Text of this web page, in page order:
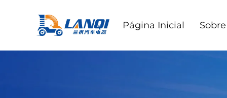
Página Inicial